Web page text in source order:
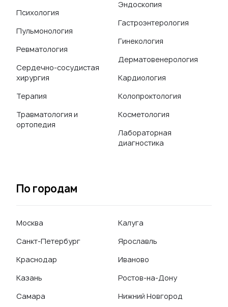
Психология
Пульмонология
Ревматология
Сердечно-сосудистая
хирургия
Терапия
Травматология и
ортопедия
Эндоскопия
Гастроэнтерология
Гинекология
Дерматовенерология
Кардиология
Колопроктология
Косметология
Лабораторная
диагностика
По городам
Москва
Санкт-Петербург
Краснодар
Казань
Самара
Калуга
Ярославль
Иваново
Ростов-на-Дону
Нижний Новгород